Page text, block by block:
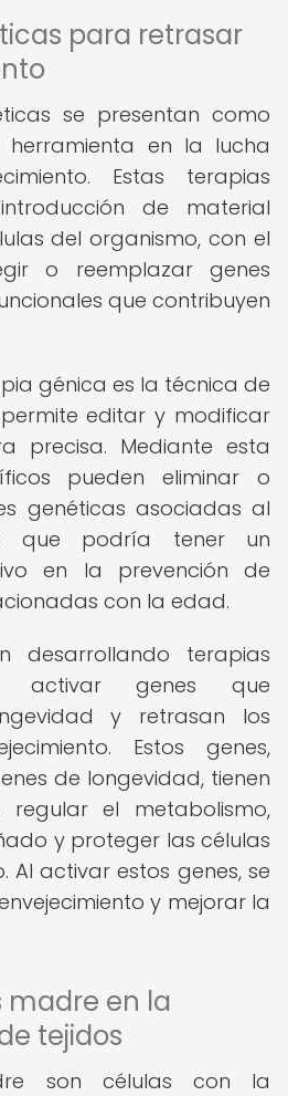
para retrasar
se presentan como
en la lucha
Estas terapias
de material
del organismo, con el
o reemplazar genes
que contribuyen
génica es la técnica de
permite editar y modificar
precisa. Mediante esta
pueden eliminar o
genéticas asociadas al
que podría tener un
en la prevención de
con la edad.
desarrollando terapias
activar genes que
y retrasan los
Estos genes,
de longevidad, tienen
el metabolismo,
y proteger las células
Al activar estos genes, se
y mejorar la
madre en la
tejidos
son células con la